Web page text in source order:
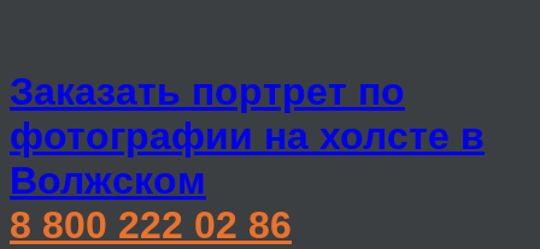
Заказать портрет по
фотографии на холсте в
Волжском
8 800 222 02 86